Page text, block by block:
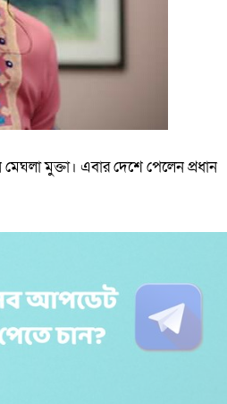
মুক্তা। এবার দেশে পেলেন প্রধান